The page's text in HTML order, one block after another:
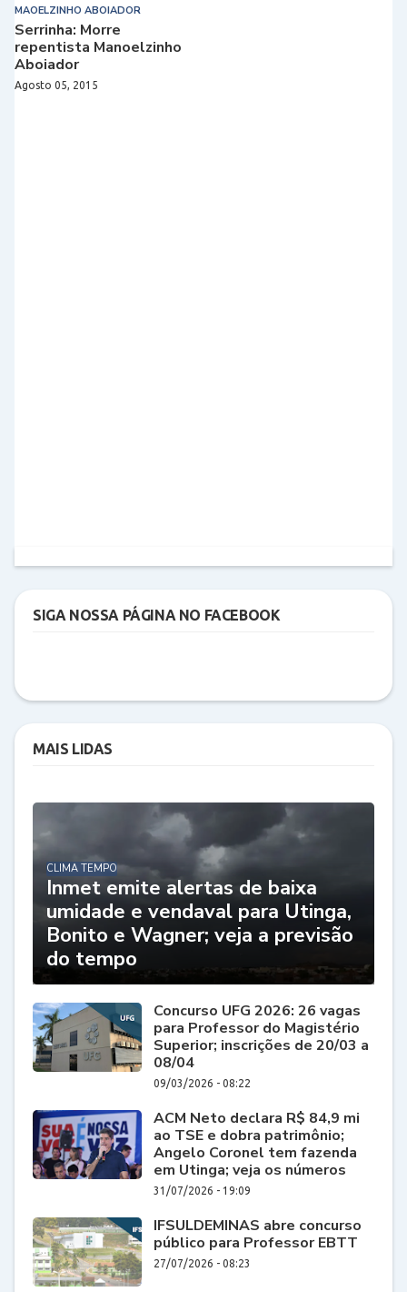
MAOELZINHO ABOIADOR
Serrinha: Morre
repentista Manoelzinho
Aboiador
Agosto 05, 2015
SIGA NOSSA PÁGINA NO FACEBOOK
MAIS LIDAS
CLIMA TEMPO
Inmet emite alertas de baixa
umidade e vendaval para Utinga,
Bonito e Wagner; veja a previsão
do tempo
Concurso UFG 2026: 26 vagas
para Professor do Magistério
Superior; inscrições de 20/03 a
08/04
09/03/2026 - 08:22
ACM Neto declara R$ 84,9 mi
ao TSE e dobra patrimônio;
Angelo Coronel tem fazenda
em Utinga; veja os números
31/07/2026 - 19:09
IFSULDEMINAS abre concurso
público para Professor EBTT
27/07/2026 - 08:23